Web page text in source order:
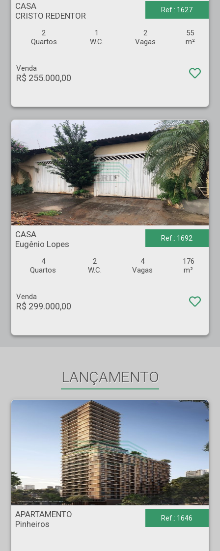
CASA
CRISTO REDENTOR
Ref.: 1627
2
Quartos
1
W.C.
2
Vagas
55
m²
Venda
R$ 255.000,00
CASA - Eugênio Lopes - Ribeirão Preto
CASA
Eugênio Lopes
Ref.: 1692
4
Quartos
2
W.C.
4
Vagas
176
m²
Venda
R$ 299.000,00
LANÇAMENTO
APARTAMENTO - Pinheiros - São Paulo
APARTAMENTO
Pinheiros
Ref.: 1646